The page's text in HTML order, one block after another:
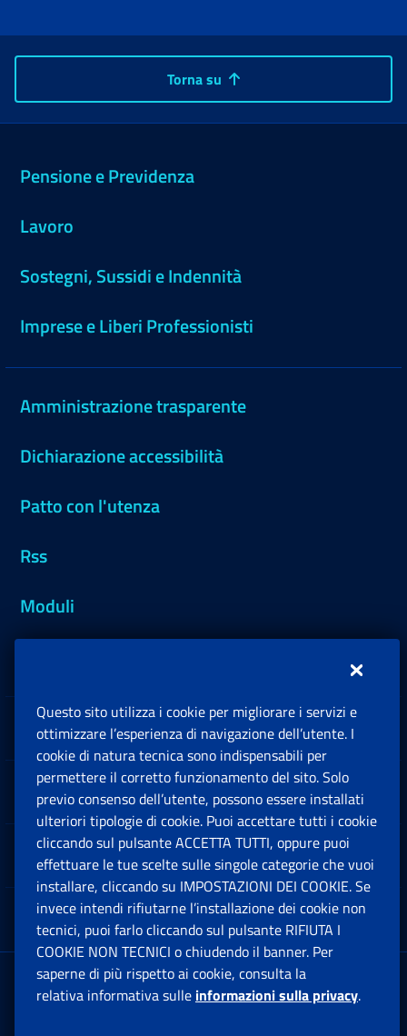
Torna su
Pensione e Previdenza
Lavoro
Sostegni, Sussidi e Indennità
Imprese e Liberi Professionisti
Amministrazione trasparente
Dichiarazione accessibilità
Patto con l'utenza
Rss
Moduli
Sedi e Contatti
Software
Note Legali
App mobile
Sede Legale : Via Ciro il Grande, 21
00144 Roma
Questo sito utilizza i cookie per migliorare i servizi e
ottimizzare l’esperienza di navigazione dell’utente. I
cookie di natura tecnica sono indispensabili per
permettere il corretto funzionamento del sito. Solo
previo consenso dell’utente, possono essere installati
ulteriori tipologie di cookie. Puoi accettare tutti i cookie
cliccando sul pulsante ACCETTA TUTTI, oppure puoi
effettuare le tue scelte sulle singole categorie che vuoi
installare, cliccando su IMPOSTAZIONI DEI COOKIE. Se
invece intendi rifiutarne l’installazione dei cookie non
tecnici, puoi farlo cliccando sul pulsante RIFIUTA I
COOKIE NON TECNICI o chiudendo il banner. Per
saperne di più rispetto ai cookie, consulta la
relativa informativa sulle informazioni sulla privacy.